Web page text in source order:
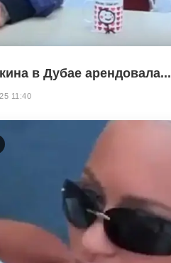
в Дубае арендовала...
11:40